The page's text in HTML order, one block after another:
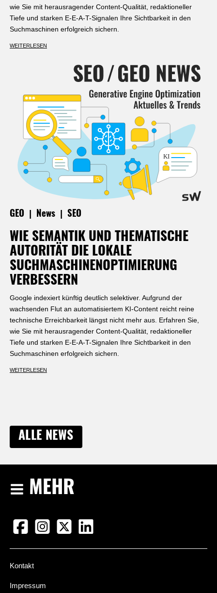
wie Sie mit herausragender Content-Qualität, redaktioneller
Tiefe und starken E-E-A-T-Signalen Ihre Sichtbarkeit in den
Suchmaschinen erfolgreich sichern.
WEITERLESEN
GEO News SEO
WIE SEMANTIK UND THEMATISCHE
AUTORITÄT DIE LOKALE
SUCHMASCHINENOPTIMIERUNG
VERBESSERN
Google indexiert künftig deutlich selektiver. Aufgrund der
wachsenden Flut an automatisiertem KI-Content reicht reine
technische Erreichbarkeit längst nicht mehr aus. Erfahren Sie,
wie Sie mit herausragender Content-Qualität, redaktioneller
Tiefe und starken E-E-A-T-Signalen Ihre Sichtbarkeit in den
Suchmaschinen erfolgreich sichern.
WEITERLESEN
ALLE NEWS
MEHR
Kontakt
Impressum